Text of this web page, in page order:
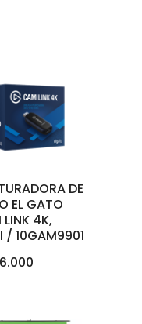
DE
EL GATO
4K,
/ 10GAM9901